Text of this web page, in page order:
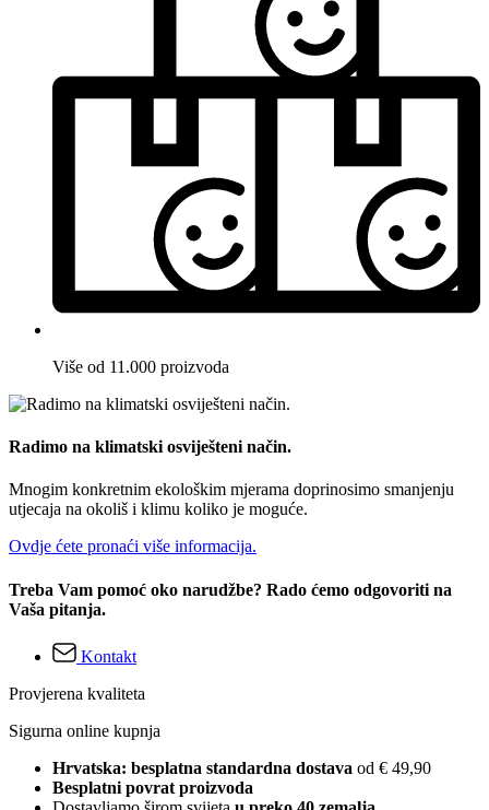
Više od 11.000 proizvoda
Radimo na klimatski osviješteni način.
Mnogim konkretnim ekološkim mjerama doprinosimo smanjenju
utjecaja na okoliš i klimu koliko je moguće.
Ovdje ćete pronaći više informacija.
Treba Vam pomoć oko narudžbe? Rado ćemo odgovoriti na
Vaša pitanja.
Kontakt
Provjerena kvaliteta
Sigurna online kupnja
Hrvatska: besplatna standardna dostava od € 49,90
Besplatni povrat proizvoda